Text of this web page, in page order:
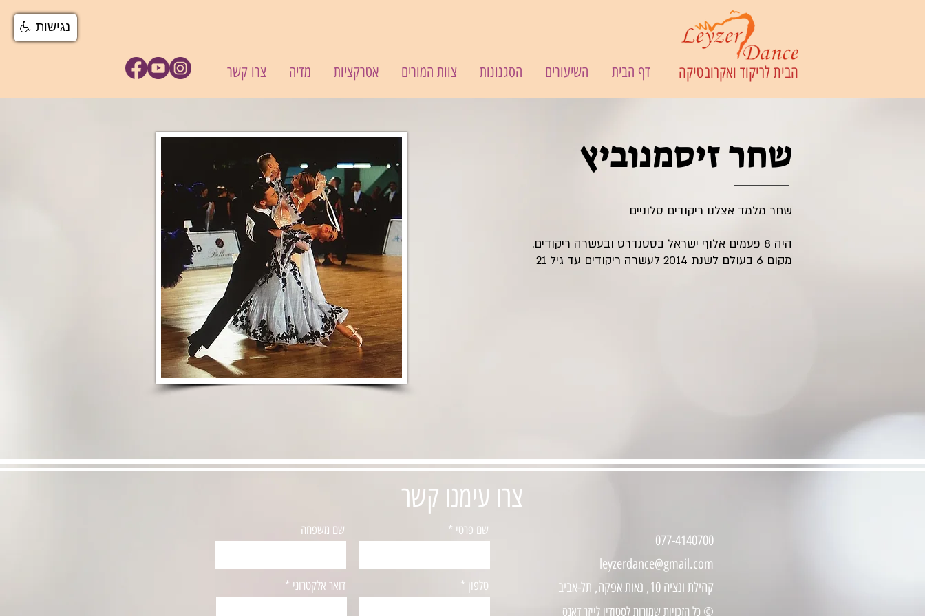
דף הבית השיעורים הסגנונות צוות המורים אטרקציות מדיה צרו קשר הבית לריקוד ואקרובטיקה
שחר זיסמנוביץ
שחר מלמד אצלנו ריקודים סלוניים
.היה 8 פעמים אלוף ישראל בסטנדרט ובעשרה ריקודים
מקום 6 בעולם לשנת 2014 לעשרה ריקודים עד גיל 21
צרו עימנו קשר
שם משפחה
דואר אלקטרוני
שם פרטי
טלפון
077-4140700
leyzerdance@gmail.com
קהילת ונציה 10, נאות אפקה, תל-אביב
© כל הזכויות שמורות לסטודיו לייזר דאנס
נגישות